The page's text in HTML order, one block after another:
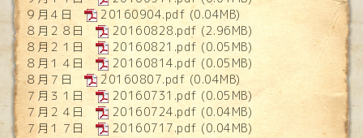
９月４日
20160904.pdf (0.04MB)
８月２８日
20160828.pdf (2.96MB)
８月２１日
20160821.pdf (0.05MB)
８月１４日
20160814.pdf (0.05MB)
８月７日
20160807.pdf (0.04MB)
７月３１日
20160731.pdf (0.05MB)
７月２４日
20160724.pdf (0.04MB)
７月１７日
20160717.pdf (0.04MB)